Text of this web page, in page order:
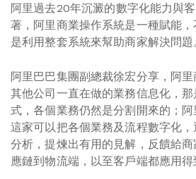
阿里過去20年沉澱的數字化能力與
著，阿里商業操作系統是一種賦能
是利用整套系統來幫助商家解決問題
阿里巴巴集團副總裁徐宏分享，阿
其他公司一直在做的業務信息化，
式，各個業務仍然是分割開來的；
這家可以把各個業務及流程數字化
分析，提煉出有用的見解，反饋給
應鏈到物流端，以至客戶端都應用得